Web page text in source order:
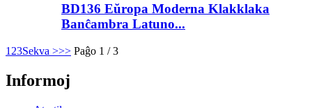
BD136 Eŭropa Moderna Klakklaka
Banĉambra Latuno...
1 23Sekva >>> Paĝo 1 / 3
Informoj